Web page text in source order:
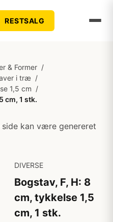
RESTSALG
& Former /
i træ /
1,5 cm /
cm, 1 stk.
kan være genereret
DIVERSE
Bogstav, F, H: 8
cm, tykkelse 1,5
cm, 1 stk.